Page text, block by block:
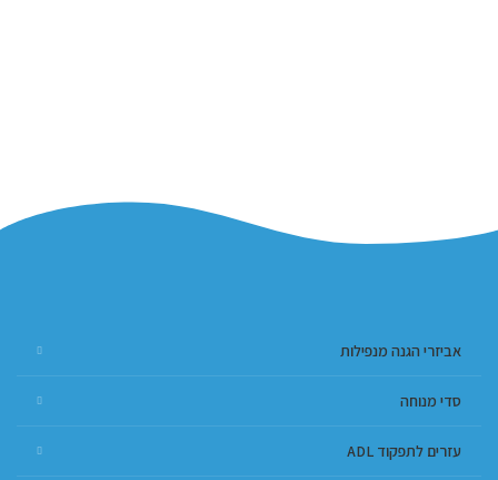
אביזרי הגנה מנפילות
סדי מנוחה
עזרים לתפקוד ADL